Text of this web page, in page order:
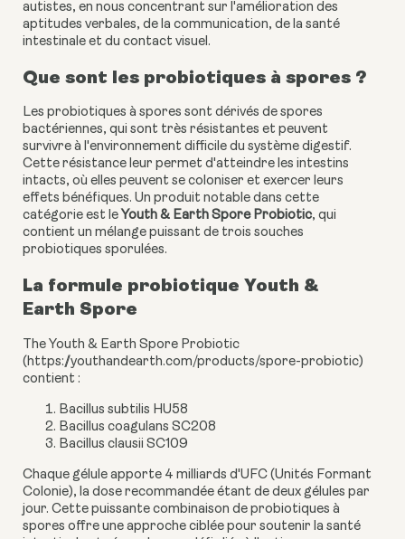
autistes, en nous concentrant sur l'amélioration des
aptitudes verbales, de la communication, de la santé
intestinale et du contact visuel.
Que sont les probiotiques à spores ?
Les probiotiques à spores sont dérivés de spores
bactériennes, qui sont très résistantes et peuvent
survivre à l'environnement difficile du système digestif.
Cette résistance leur permet d'atteindre les intestins
intacts, où elles peuvent se coloniser et exercer leurs
effets bénéfiques. Un produit notable dans cette
catégorie est le Youth & Earth Spore Probiotic, qui
contient un mélange puissant de trois souches
probiotiques sporulées.
La formule probiotique Youth &
Earth Spore
The Youth & Earth Spore Probiotic
( https://youthandearth.com/products/spore-probiotic)
contient :
Bacillus subtilis HU58
Bacillus coagulans SC208
Bacillus clausii SC109
Chaque gélule apporte 4 milliards d'UFC (Unités Formant
Colonie), la dose recommandée étant de deux gélules par
jour. Cette puissante combinaison de probiotiques à
spores offre une approche ciblée pour soutenir la santé